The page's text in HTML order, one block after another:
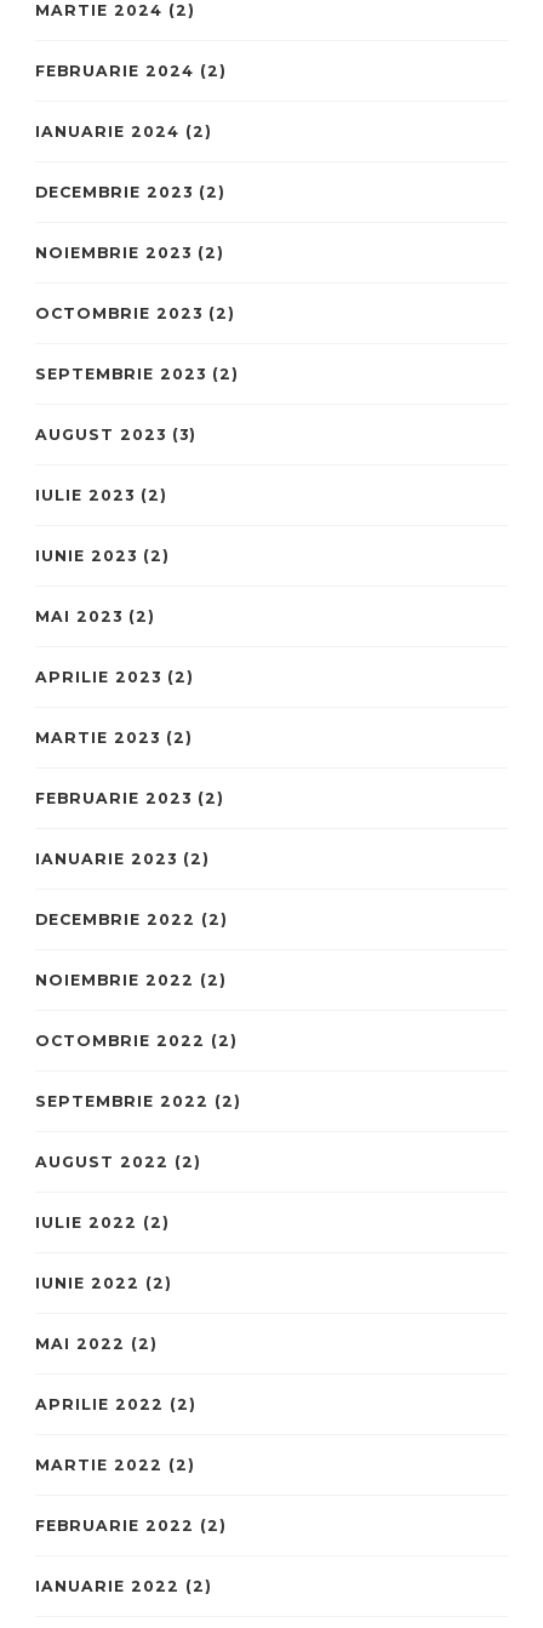
MARTIE 2024 (2)
FEBRUARIE 2024 (2)
IANUARIE 2024 (2)
DECEMBRIE 2023 (2)
NOIEMBRIE 2023 (2)
OCTOMBRIE 2023 (2)
SEPTEMBRIE 2023 (2)
AUGUST 2023 (3)
IULIE 2023 (2)
IUNIE 2023 (2)
MAI 2023 (2)
APRILIE 2023 (2)
MARTIE 2023 (2)
FEBRUARIE 2023 (2)
IANUARIE 2023 (2)
DECEMBRIE 2022 (2)
NOIEMBRIE 2022 (2)
OCTOMBRIE 2022 (2)
SEPTEMBRIE 2022 (2)
AUGUST 2022 (2)
IULIE 2022 (2)
IUNIE 2022 (2)
MAI 2022 (2)
APRILIE 2022 (2)
MARTIE 2022 (2)
FEBRUARIE 2022 (2)
IANUARIE 2022 (2)